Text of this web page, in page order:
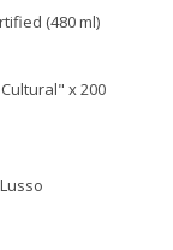
(480 ml)
x 200